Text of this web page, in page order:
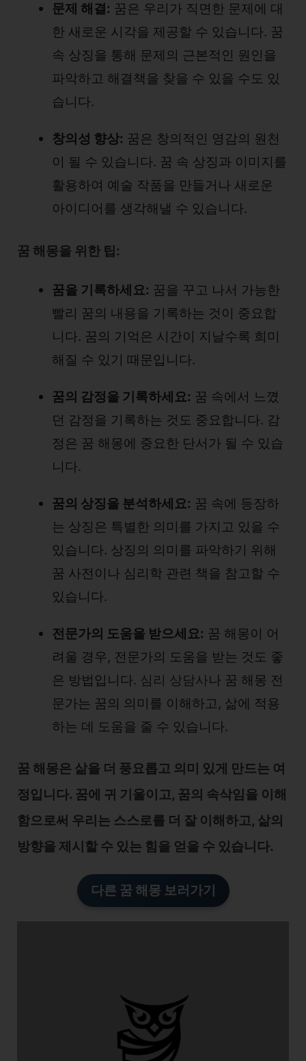
문제 해결: 꿈은 우리가 직면한 문제에 대
한 새로운 시각을 제공할 수 있습니다. 꿈
속 상징을 통해 문제의 근본적인 원인을
파악하고 해결책을 찾을 수 있을 수도 있
습니다.
창의성 향상: 꿈은 창의적인 영감의 원천
이 될 수 있습니다. 꿈 속 상징과 이미지를
활용하여 예술 작품을 만들거나 새로운
아이디어를 생각해낼 수 있습니다.
꿈 해몽을 위한 팁:
꿈을 기록하세요: 꿈을 꾸고 나서 가능한
빨리 꿈의 내용을 기록하는 것이 중요합
니다. 꿈의 기억은 시간이 지날수록 희미
해질 수 있기 때문입니다.
꿈의 감정을 기록하세요: 꿈 속에서 느꼈
던 감정을 기록하는 것도 중요합니다. 감
정은 꿈 해몽에 중요한 단서가 될 수 있습
니다.
꿈의 상징을 분석하세요: 꿈 속에 등장하
는 상징은 특별한 의미를 가지고 있을 수
있습니다. 상징의 의미를 파악하기 위해
꿈 사전이나 심리학 관련 책을 참고할 수
있습니다.
전문가의 도움을 받으세요: 꿈 해몽이 어
려울 경우, 전문가의 도움을 받는 것도 좋
은 방법입니다. 심리 상담사나 꿈 해몽 전
문가는 꿈의 의미를 이해하고, 삶에 적용
하는 데 도움을 줄 수 있습니다.
꿈 해몽은 삶을 더 풍요롭고 의미 있게 만드는 여
정입니다. 꿈에 귀 기울이고, 꿈의 속삭임을 이해
함으로써 우리는 스스로를 더 잘 이해하고, 삶의
방향을 제시할 수 있는 힘을 얻을 수 있습니다.
다른 꿈 해몽 보러가기